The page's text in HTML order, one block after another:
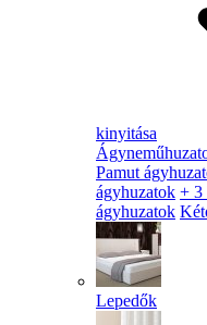
kinyitása
Pamut
ágyhuzatok + 3
ágyhuzatok
Lepedők